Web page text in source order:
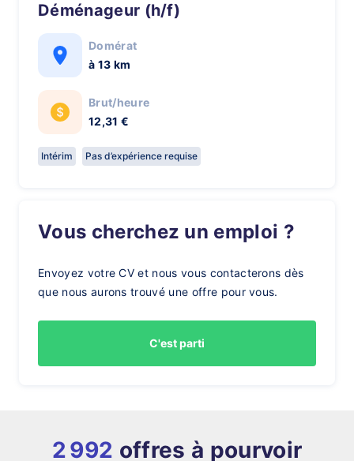
Déménageur (h/f)
Domérat
à 13 km
Brut/heure
12,31 €
Intérim Pas d’expérience requise
Vous cherchez un emploi ?
Envoyez votre CV et nous vous contacterons dès
que nous aurons trouvé une offre pour vous.
C'est parti
2 992 offres à pourvoir